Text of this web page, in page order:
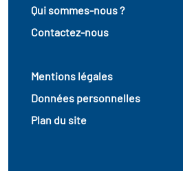
Qui sommes-nous ?
Contactez-nous
Mentions légales
Données personnelles
Plan du site